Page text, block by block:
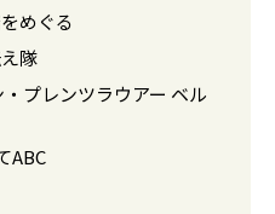
めぐる
隊
プレンツラウアー ベル
ABC